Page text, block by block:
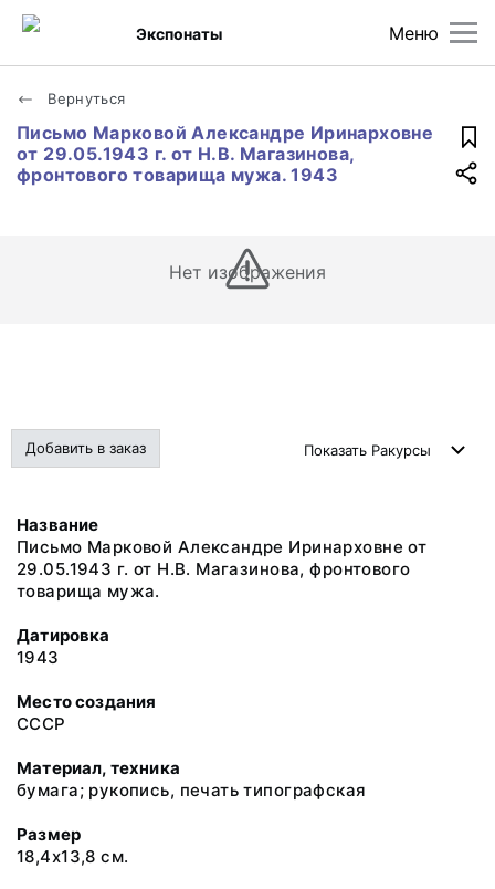
Меню
Экспонаты
Вернуться
Письмо Марковой Александре Иринарховне
от 29.05.1943 г. от Н.В. Магазинова,
фронтового товарища мужа. 1943
Нет изображения
Добавить в заказ Показать Ракурсы
Название
Письмо Марковой Александре Иринарховне от
29.05.1943 г. от Н.В. Магазинова, фронтового
товарища мужа.
Датировка
1943
Место создания
СССР
Материал, техника
бумага; рукопись, печать типографская
Размер
18,4х13,8 см.